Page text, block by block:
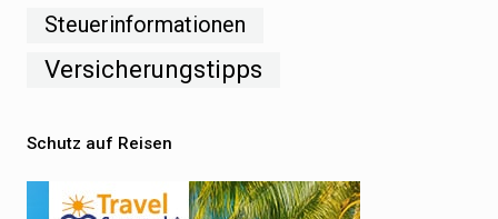
Steuerinformationen
Versicherungstipps
Schutz auf Reisen